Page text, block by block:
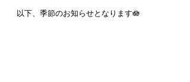
以下、季節のお知らせとなります🪷